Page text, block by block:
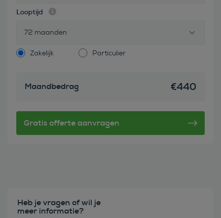
Looptijd
72 maanden
Zakelijk Particulier
Maandbedrag €440
Heb je vragen of wil je
meer informatie?